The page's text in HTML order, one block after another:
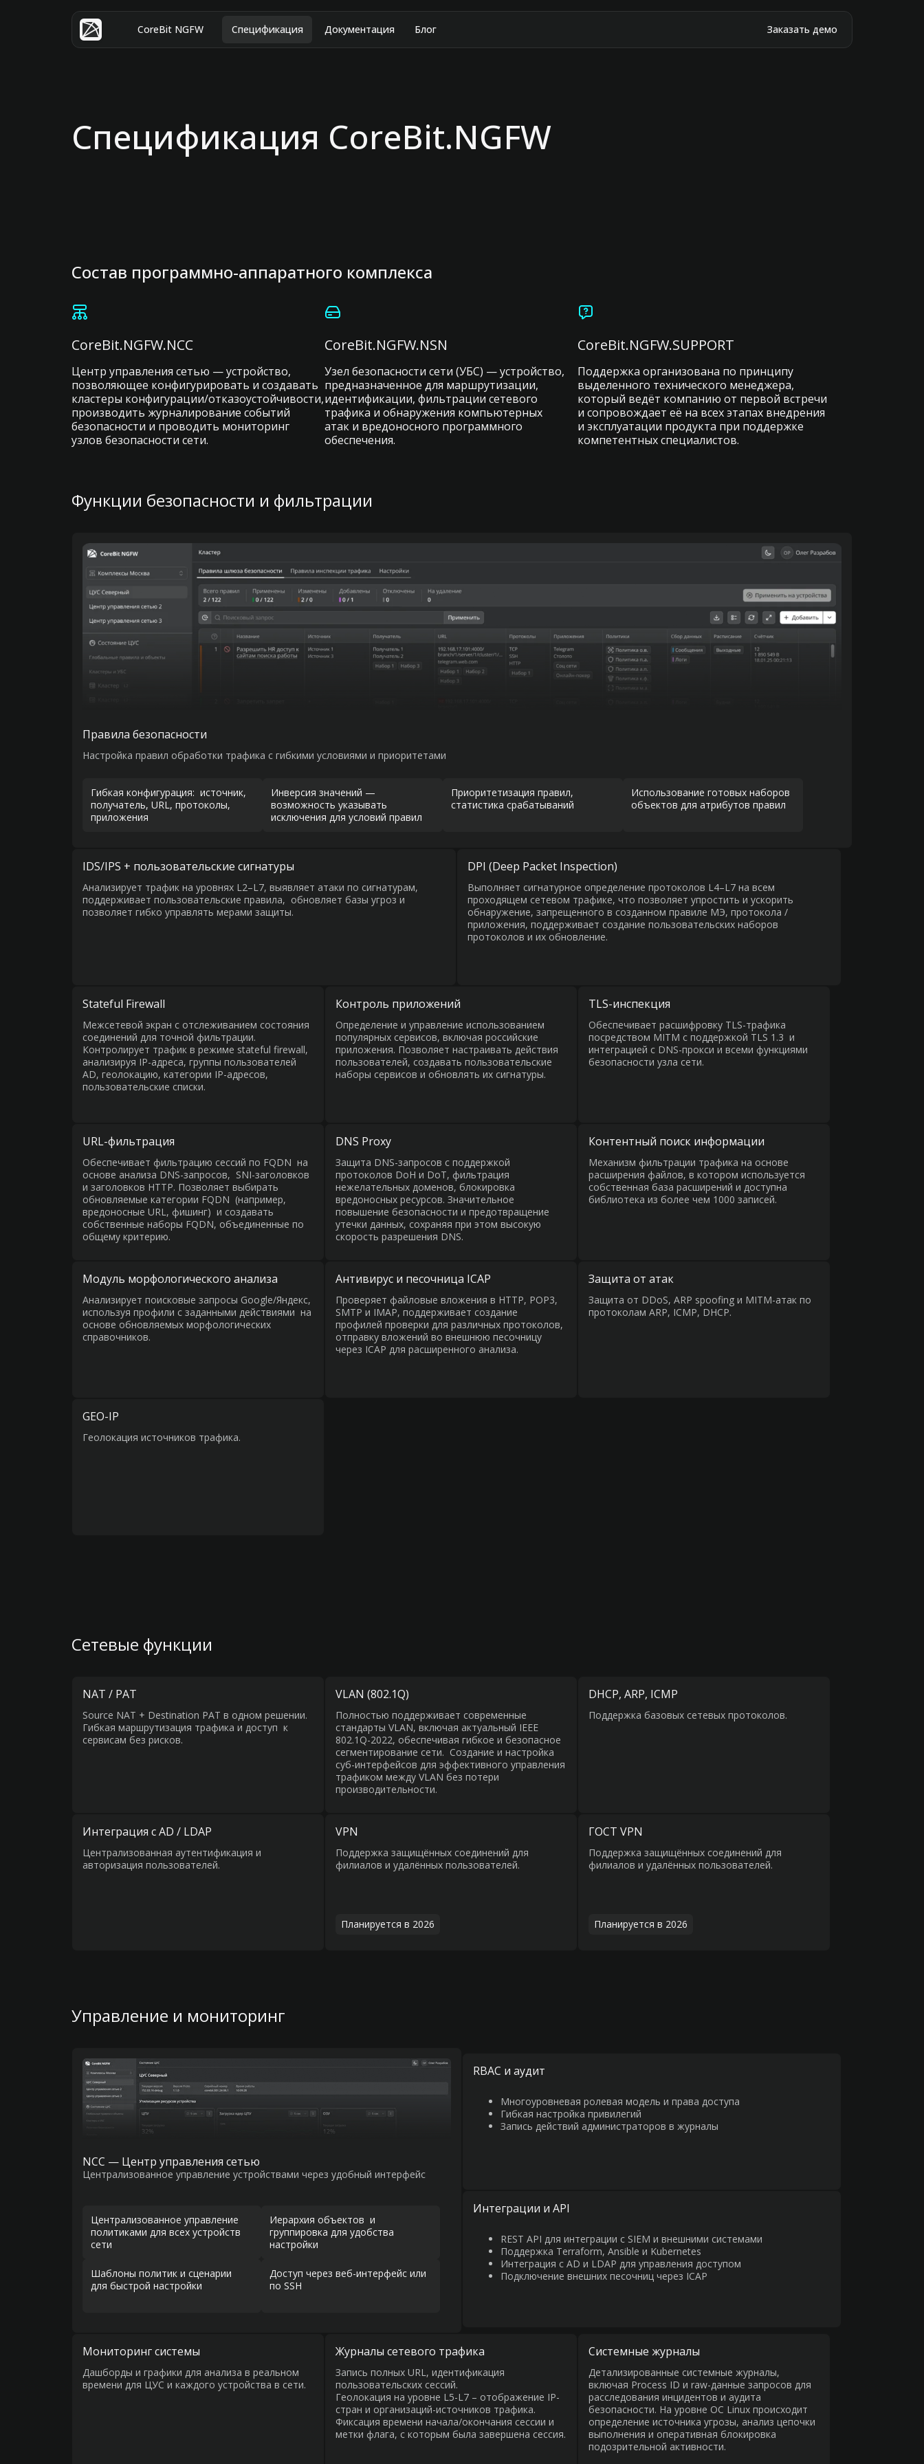
Заказать демо
CoreBit NGFW Спецификация Документация Блог
Спецификация CoreBit.NGFW
Состав программно-аппаратного комплекса
CoreBit.NGFW.NCC
Центр управления сетью — устройство,
позволяющее конфигурировать и создавать
кластеры конфигурации/отказоустойчивости,
производить журналирование событий
безопасности и проводить мониторинг
узлов безопасности сети.
CoreBit.NGFW.NSN
Узел безопасности сети (УБС) — устройство,
предназначенное для маршрутизации,
идентификации, фильтрации сетевого
трафика и обнаружения компьютерных
атак и вредоносного программного
обеспечения.
CoreBit.NGFW.SUPPORT
Поддержка организована по принципу
выделенного технического менеджера,
который ведёт компанию от первой встречи
и сопровождает её на всех этапах внедрения
и эксплуатации продукта при поддержке
компетентных специалистов.
Функции безопасности и фильтрации
Правила безопасности
Настройка правил обработки трафика с гибкими условиями и приоритетами
Гибкая конфигурация: источник,
получатель, URL, протоколы,
приложения
Инверсия значений —
возможность указывать
исключения для условий правил
Приоритетизация правил,
статистика срабатываний
Использование готовых наборов
объектов для атрибутов правил
IDS/IPS + пользовательские сигнатуры
Анализирует трафик на уровнях L2–L7, выявляет атаки по сигнатурам,
поддерживает пользовательские правила, обновляет базы угроз и
позволяет гибко управлять мерами защиты.
DPI (Deep Packet Inspection)
Выполняет сигнатурное определение протоколов L4–L7 на всем
проходящем сетевом трафике, что позволяет упростить и ускорить
обнаружение, запрещенного в созданном правиле МЭ, протокола /
приложения, поддерживает создание пользовательских наборов
протоколов и их обновление.
Stateful Firewall
Межсетевой экран с отслеживанием состояния
соединений для точной фильтрации.
Контролирует трафик в режиме stateful firewall,
анализируя IP-адреса, группы пользователей
AD, геолокацию, категории IP-адресов,
пользовательские списки.
Контроль приложений
Определение и управление использованием
популярных сервисов, включая российские
приложения. Позволяет настраивать действия
пользователей, создавать пользовательские
наборы сервисов и обновлять их сигнатуры.
TLS-инспекция
Обеспечивает расшифровку TLS-трафика
посредством MITM с поддержкой TLS 1.3 и
интеграцией с DNS-прокси и всеми функциями
безопасности узла сети.
URL-фильтрация
Обеспечивает фильтрацию сессий по FQDN на
основе анализа DNS-запросов, SNI-заголовков
и заголовков HTTP. Позволяет выбирать
обновляемые категории FQDN (например,
вредоносные URL, фишинг) и создавать
собственные наборы FQDN, объединенные по
общему критерию.
DNS Proxy
Защита DNS-запросов с поддержкой
протоколов DoH и DoT, фильтрация
нежелательных доменов, блокировка
вредоносных ресурсов. Значительное
повышение безопасности и предотвращение
утечки данных, сохраняя при этом высокую
скорость разрешения DNS.
Контентный поиск информации
Механизм фильтрации трафика на основе
расширения файлов, в котором используется
собственная база расширений и доступна
библиотека из более чем 1000 записей.
Модуль морфологического анализа
Анализирует поисковые запросы Google/Яндекс,
используя профили с заданными действиями на
основе обновляемых морфологических
справочников.
Антивирус и песочница ICAP
Проверяет файловые вложения в HTTP, POP3,
SMTP и IMAP, поддерживает создание
профилей проверки для различных протоколов,
отправку вложений во внешнюю песочницу
через ICAP для расширенного анализа.
Защита от атак
Защита от DDoS, ARP spoofing и MITM-атак по
протоколам ARP, ICMP, DHCP.
GEO-IP
Геолокация источников трафика.
Сетевые функции
NAT / PAT
Source NAT + Destination PAT в одном решении.
Гибкая маршрутизация трафика и доступ к
сервисам без рисков.
VLAN (802.1Q)
Полностью поддерживает современные
стандарты VLAN, включая актуальный IEEE
802.1Q-2022, обеспечивая гибкое и безопасное
сегментирование сети. Создание и настройка
суб-интерфейсов для эффективного управления
трафиком между VLAN без потери
производительности.
DHCP, ARP, ICMP
Поддержка базовых сетевых протоколов.
Интеграция с AD / LDAP
Централизованная аутентификация и
авторизация пользователей.
VPN
Поддержка защищённых соединений для
филиалов и удалённых пользователей.
Планируется в 2026
ГОСТ VPN
Поддержка защищённых соединений для
филиалов и удалённых пользователей.
Планируется в 2026
Управление и мониторинг
NCC — Центр управления сетью
Централизованное управление устройствами через удобный интерфейс
Централизованное управление
политиками для всех устройств
сети
Иерархия объектов и
группировка для удобства
настройки
Шаблоны политик и сценарии
для быстрой настройки
Доступ через веб-интерфейс или
по SSH
RBAC и аудит
Многоуровневая ролевая модель и права доступа
Гибкая настройка привилегий
Запись действий администраторов в журналы
Интеграции и API
REST API для интеграции с SIEM и внешними системами
Поддержка Terraform, Ansible и Kubernetes
Интеграция с AD и LDAP для управления доступом
Подключение внешних песочниц через ICAP
Мониторинг системы
Дашборды и графики для анализа в реальном
времени для ЦУС и каждого устройства в сети.
Журналы сетевого трафика
Запись полных URL, идентификация
пользовательских сессий.
Геолокация на уровне L5-L7 – отображение IP-
стран и организаций-источников трафика.
Фиксация времени начала/окончания сессии и
метки флага, с которым была завершена сессия.
Системные журналы
Детализированные системные журналы,
включая Process ID и raw-данные запросов для
расследования инцидентов и аудита
безопасности. На уровне ОС Linux происходит
определение источника угрозы, анализ цепочки
выполнения и оперативная блокировка
подозрительной активности.